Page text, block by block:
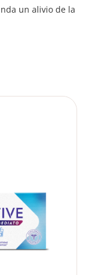
un alivio de la